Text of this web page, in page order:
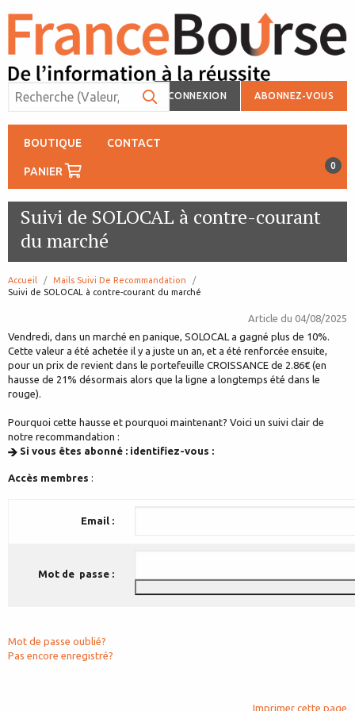
CONNEXION ABONNEZ-VOUS
BOUTIQUE CONTACT
PANIER 0
Suivi de SOLOCAL à contre-courant
du marché
Accueil
Mails Suivi De Recommandation
page:
Suivi de SOLOCAL à contre-courant du marché
Article du 04/08/2025
Vendredi, dans un marché en panique, SOLOCAL a gagné plus de 10%.
Cette valeur a été achetée il y a juste un an, et a été renforcée ensuite,
pour un prix de revient dans le portefeuille CROISSANCE de 2.86€ (en
hausse de 21% désormais alors que la ligne a longtemps été dans le
rouge).
Pourquoi cette hausse et pourquoi maintenant? Voici un suivi clair de
notre recommandation :
Si vous êtes abonné : identifiez-vous :
Accès membres :
Email :
Mot de passe :
Mot de passe oublié?
Pas encore enregistré?
Imprimer cette page